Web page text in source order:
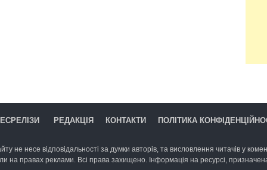
РЕДАКЦІЯ КОНТАКТИ ПОЛІТИКА
не несе відповідальності за думки авторів, та висловлення читачів у
на правах реклами. Всі права захищено. Інформація на ресурсі,